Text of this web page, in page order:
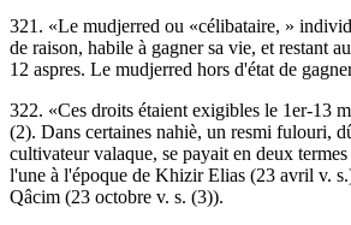
321. «Le mudjerred ou «célibataire, »
de raison, habile à gagner sa vie, et restant
12 aspres. Le mudjerred hors d'état de
322. «Ces droits étaient exigibles le 1er-13
(2). Dans certaines nahiè, un resmi fulouri,
cultivateur valaque, se payait en deux
l'une à l'époque de Khizir Elias (23 avril v.
Qâcim (23 octobre v. s. (3)).